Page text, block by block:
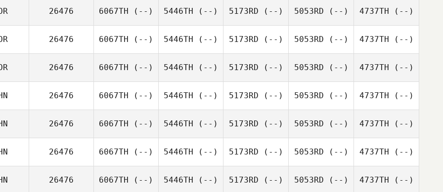
26476 6067TH (--) 5446TH (--) 5173RD (--) 5053RD (--) 4737TH (--)
26476 6067TH (--) 5446TH (--) 5173RD (--) 5053RD (--) 4737TH (--)
26476 6067TH (--) 5446TH (--) 5173RD (--) 5053RD (--) 4737TH (--)
26476 6067TH (--) 5446TH (--) 5173RD (--) 5053RD (--) 4737TH (--)
26476 6067TH (--) 5446TH (--) 5173RD (--) 5053RD (--) 4737TH (--)
26476 6067TH (--) 5446TH (--) 5173RD (--) 5053RD (--) 4737TH (--)
26476 6067TH (--) 5446TH (--) 5173RD (--) 5053RD (--) 4737TH (--)